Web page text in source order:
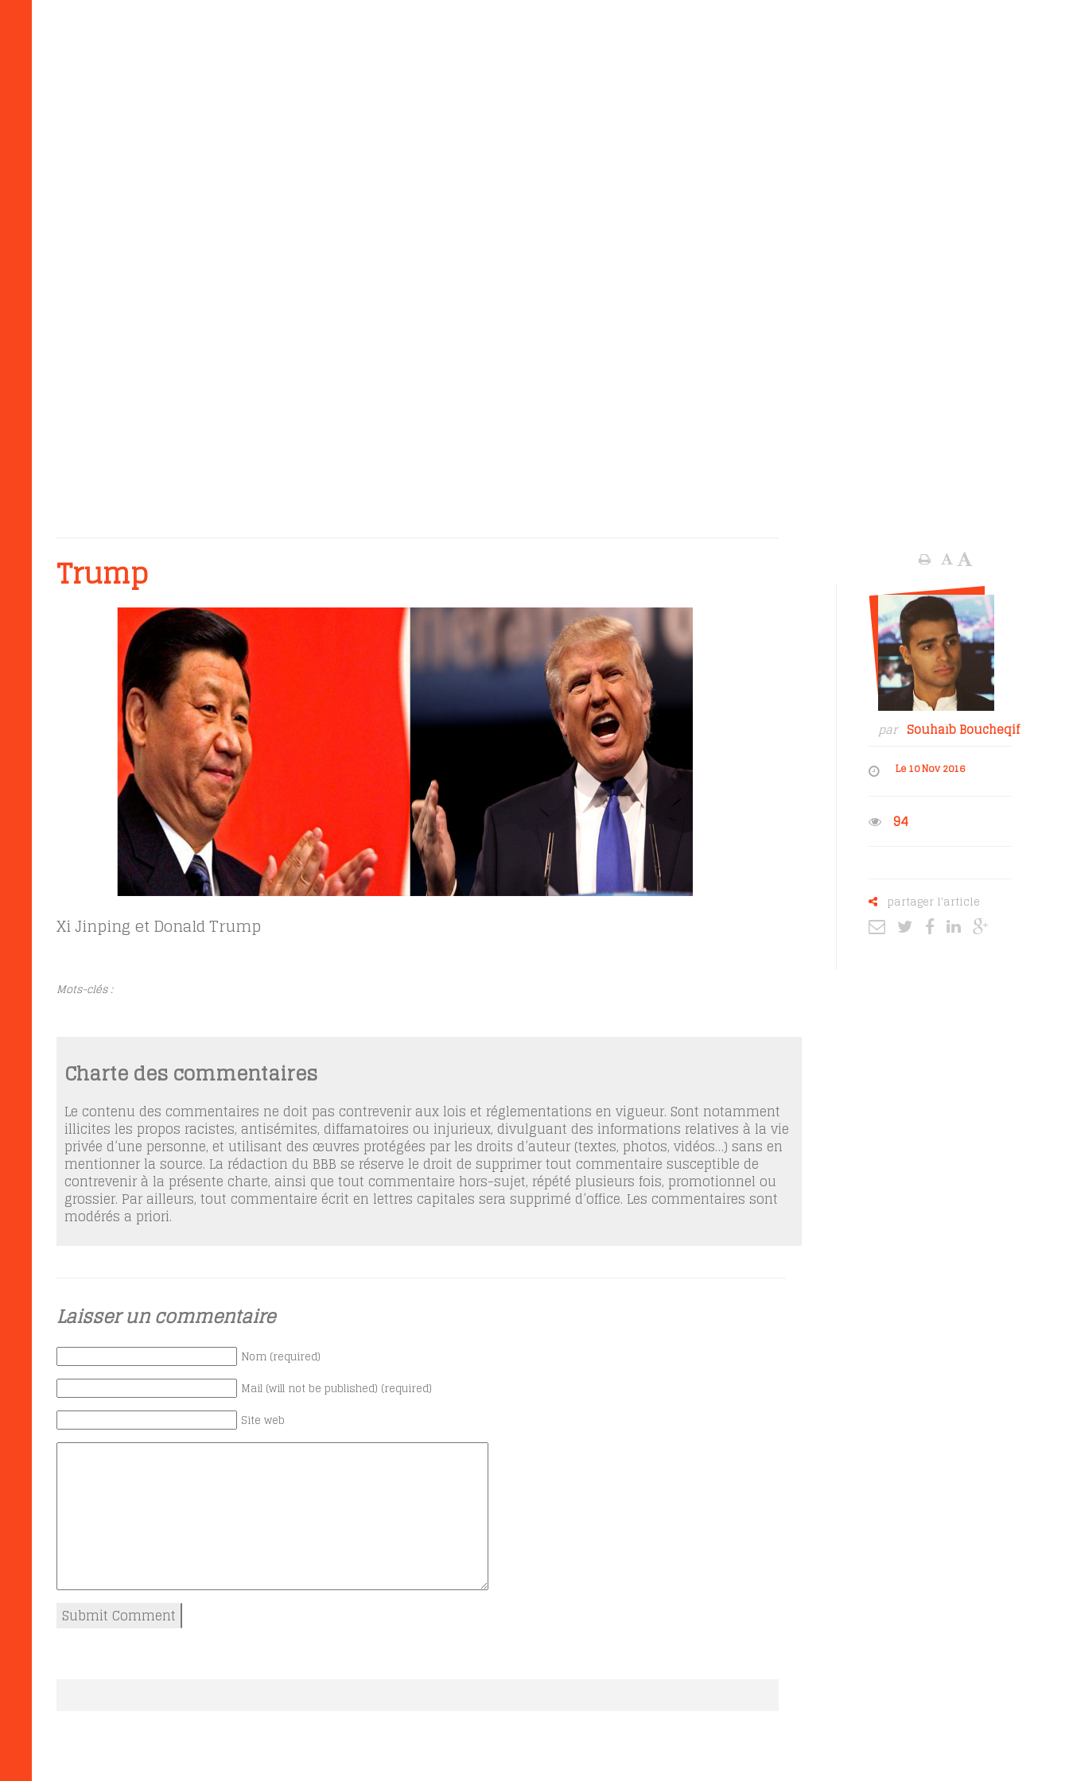
Trump
Xi Jinping et Donald Trump
Mots-clés :
Charte des commentaires
Le contenu des commentaires ne doit pas contrevenir aux lois et réglementations en vigueur. Sont notamment
illicites les propos racistes, antisémites, diffamatoires ou injurieux, divulguant des informations relatives à la vie
privée d’une personne, et utilisant des œuvres protégées par les droits d’auteur (textes, photos, vidéos…) sans en
mentionner la source. La rédaction du BBB se réserve le droit de supprimer tout commentaire susceptible de
contrevenir à la présente charte, ainsi que tout commentaire hors-sujet, répété plusieurs fois, promotionnel ou
grossier. Par ailleurs, tout commentaire écrit en lettres capitales sera supprimé d’office. Les commentaires sont
modérés a priori.
Laisser un commentaire
Nom (required)
Mail (will not be published) (required)
Site web
par Souhaïb Boucheqif
Le 10 Nov 2016
94
partager l'article